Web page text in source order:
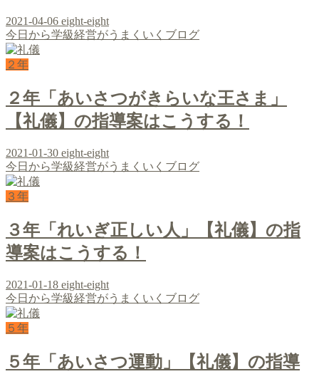
2021-04-06 eight-eight
今日から学級経営がうまくいくブログ
２年
２年「あいさつがきらいな王さま」
【礼儀】の指導案はこうする！
2021-01-30 eight-eight
今日から学級経営がうまくいくブログ
３年
３年「れいぎ正しい人」【礼儀】の指
導案はこうする！
2021-01-18 eight-eight
今日から学級経営がうまくいくブログ
５年
５年「あいさつ運動」【礼儀】の指導